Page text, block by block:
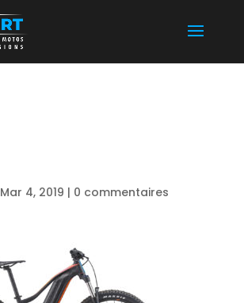
Mar 4, 2019 | 0 commentaires